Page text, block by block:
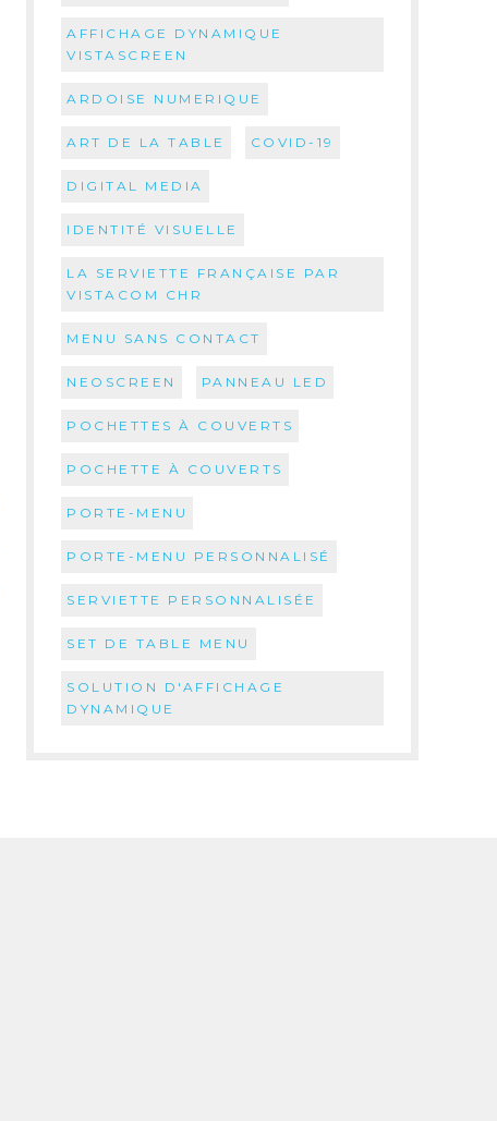
AFFICHAGE DYNAMIQUE
VISTASCREEN
ARDOISE NUMERIQUE
ART DE LA TABLE COVID-19
DIGITAL MEDIA
IDENTITÉ VISUELLE
LA SERVIETTE FRANÇAISE PAR
VISTACOM CHR
MENU SANS CONTACT
NEOSCREEN PANNEAU LED
POCHETTES À COUVERTS
POCHETTE À COUVERTS
PORTE-MENU
PORTE-MENU PERSONNALISÉ
SERVIETTE PERSONNALISÉE
SET DE TABLE MENU
SOLUTION D'AFFICHAGE
DYNAMIQUE